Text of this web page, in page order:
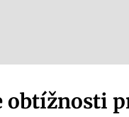
obtížnosti